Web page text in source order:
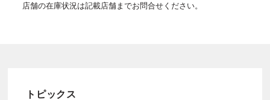
店舗の在庫状況は記載店舗までお問合せください。
トピックス